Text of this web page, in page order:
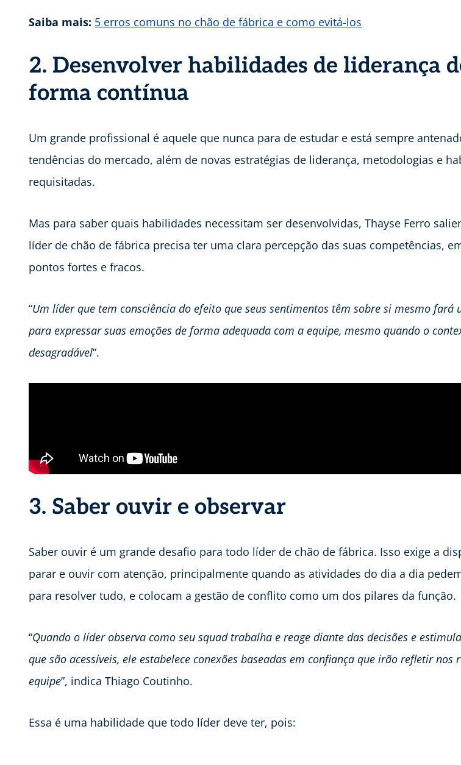
Saiba mais: 5 erros comuns no chão de fábrica e como evitá-los
2. Desenvolver habilidades de liderança
forma contínua
Um grande profissional é aquele que nunca para de estudar e está sempre
tendências do mercado, além de novas estratégias de liderança, metodologias e
requisitadas.
Mas para saber quais habilidades necessitam ser desenvolvidas, Thayse Ferro
líder de chão de fábrica precisa ter uma clara percepção das suas competências,
pontos fortes e fracos.
“Um líder que tem consciência do efeito que seus sentimentos têm sobre si mesmo fará
para expressar suas emoções de forma adequada com a equipe, mesmo quando o
desagradável”.
3. Saber ouvir e observar
Saber ouvir é um grande desafio para todo líder de chão de fábrica. Isso exige a
parar e ouvir com atenção, principalmente quando as atividades do dia a dia
para resolver tudo, e colocam a gestão de conflito como um dos pilares da função.
“Quando o líder observa como seu squad trabalha e reage diante das decisões e
que são acessíveis, ele estabelece conexões baseadas em confiança que irão refletir nos
equipe”, indica Thiago Coutinho.
Essa é uma habilidade que todo líder deve ter, pois: